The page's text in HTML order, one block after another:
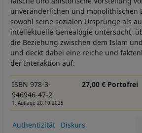
unveränderlichen und monolithischen
sowohl seine sozialen Ursprünge als
intellektuelle Genealogie untersucht,
die Beziehung zwischen dem Islam
und deckt dabei eine reiche und
der Interaktion auf.
ISBN 978-3-
946946-47-2
1. Auflage 20.10.2025
27,00 € Portofrei
Authentizität
Diskurs